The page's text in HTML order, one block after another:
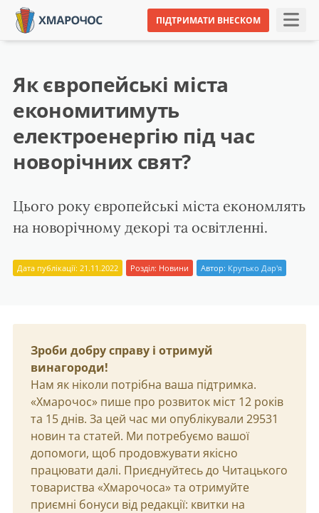
ПІДТРИМАТИ ВНЕСКОМ
Як європейські міста
економитимуть
електроенергію під час
новорічних свят?
Цього року європейські міста економлять
на новорічному декорі та освітленні.
Дата публікації: 21.11.2022 Розділ: Новини Автор: Крутько Дар'я
Зроби добру справу і отримуй
винагороди!
Нам як ніколи потрібна ваша підтримка.
«Хмарочос» пише про розвиток міст 12 років
та 15 днів. За цей час ми опублікували 29531
новин та статей. Ми потребуємо вашої
допомоги, щоб продовжувати якісно
працювати далі. Приєднуйтесь до Читацького
товариства «Хмарочоса» та отримуйте
приємні бонуси від редакції: квитки на